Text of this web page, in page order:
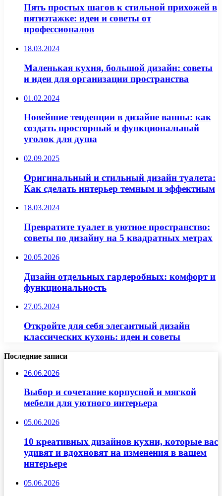
Пять простых шагов к стильной прихожей в
пятиэтажке: идеи и советы от
профессионалов
18.03.2024
Маленькая кухня, большой дизайн: советы
и идеи для организации пространства
01.02.2024
Новейшие тенденции в дизайне ванны: как
создать просторный и функциональный
уголок для душа
02.09.2025
Оригинальный и стильный дизайн туалета:
Как сделать интерьер темным и эффектным
18.03.2024
Превратите туалет в уютное пространство:
советы по дизайну на 5 квадратных метрах
20.05.2026
Дизайн отдельных гардеробных: комфорт и
функциональность
27.05.2024
Откройте для себя элегантный дизайн
классических кухонь: идеи и советы
Последние записи
26.06.2026
Выбор и сочетание корпусной и мягкой
мебели для уютного интерьера
05.06.2026
10 креативных дизайнов кухни, которые вас
удивят и вдохновят на изменения в вашем
интерьере
05.06.2026